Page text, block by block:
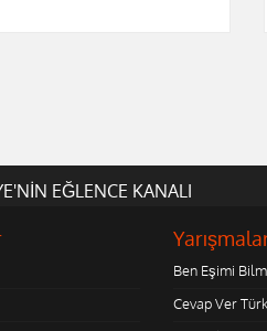
EĞLENCE KANALI
Ben Eşimi
Cevap Ver